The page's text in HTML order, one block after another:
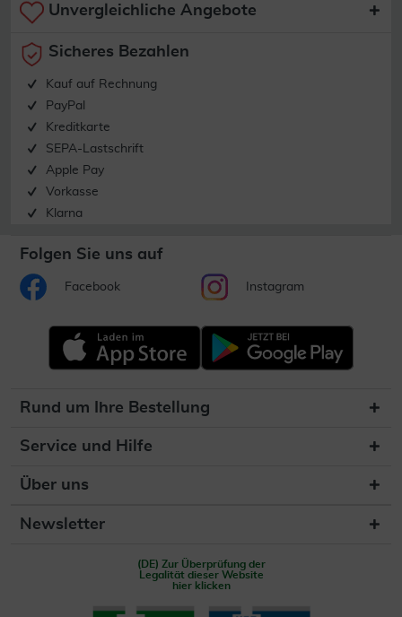
Unvergleichliche Angebote
Sicheres Bezahlen
Kauf auf Rechnung
PayPal
Kreditkarte
SEPA-Lastschrift
Apple Pay
Vorkasse
Klarna
Folgen Sie uns auf
Facebook Instagram
Rund um Ihre Bestellung
Service und Hilfe
Über uns
Newsletter
(DE) Zur Überprüfung der
Legalität dieser Website
hier klicken